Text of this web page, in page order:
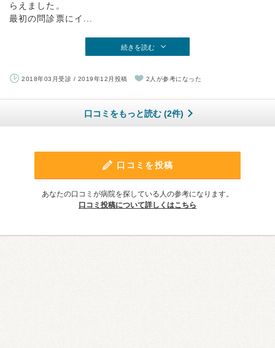
らえました。
最初の問診票にイ...
続きを読む
2018年03月受診 / 2019年12月投稿 2人が参考になった
口コミをもっと読む (2件)
口コミを投稿
あなたの口コミが病院を探している人の参考になります。
口コミ投稿について詳しくはこちら